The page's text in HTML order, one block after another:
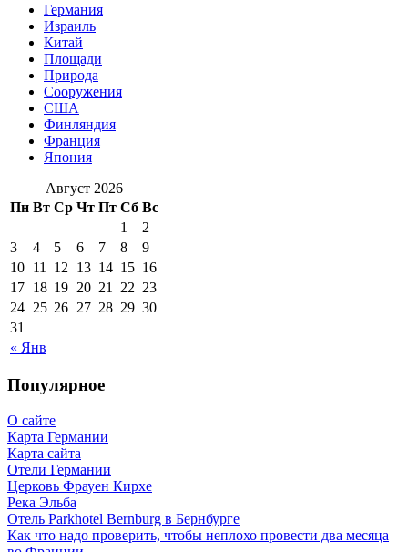
Германия
Израиль
Китай
Площади
Природа
Сооружения
США
Финляндия
Франция
Япония
Август 2026
Пн Вт Ср Чт Пт Сб Вс
« Янв
1
2
3
4 5 6 7 8
9
10 11 12 13 14 15 16
17 18 19 20 21 22 23
24 25 26 27 28 29 30
31
Популярное
О сайте
Карта Германии
Карта сайта
Отели Германии
Церковь Фрауен Кирхе
Река Эльба
Отель Parkhotel Bernburg в Бернбурге
Как что надо проверить, чтобы неплохо провести два месяца